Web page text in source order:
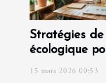
Stratégies
écologique
15 mars 2026 00:53